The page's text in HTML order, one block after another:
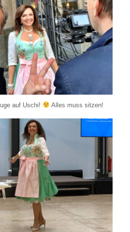
auf Uschi! Alles muss sitzen!